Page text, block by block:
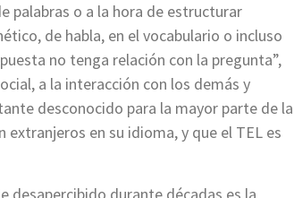
palabras o a la hora de estructurar
de habla, en el vocabulario o incluso
no tenga relación con la pregunta”,
a la interacción con los demás y
desconocido para la mayor parte de la
en su idioma, y que el TEL es